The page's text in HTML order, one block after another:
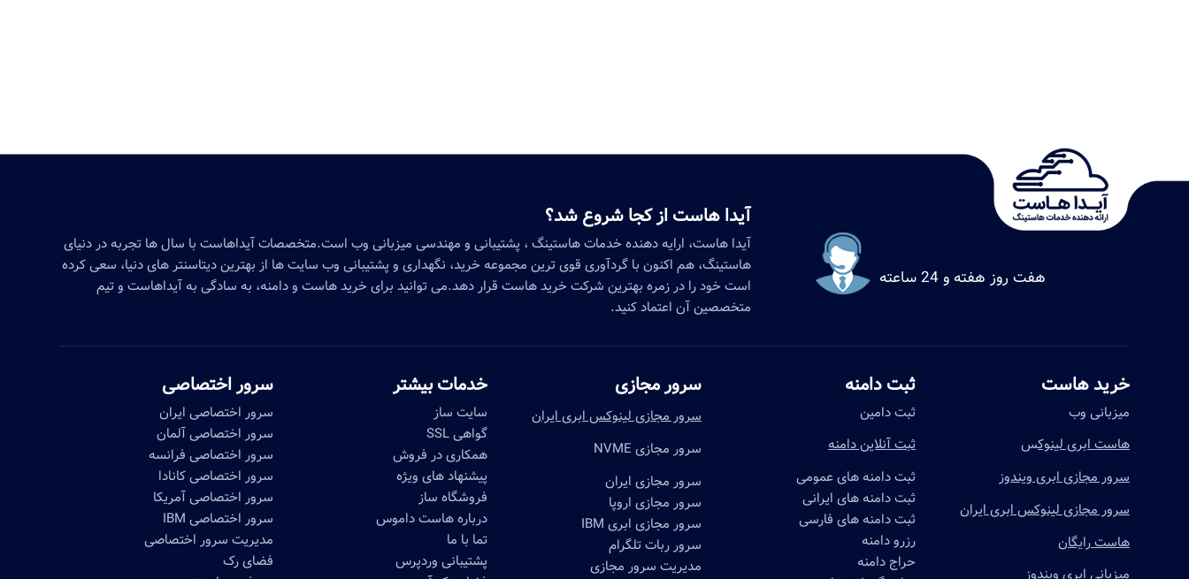
.
هفت روز هفته و 24 ساعته
آیدا هاست از کجا شروع شد؟
آیدا هاست، ارایه دهنده خدمات هاستینگ ، پشتیبانی و مهندسی میزبانی وب است.متخصصات آیداهاست با سال ها تجربه در دنیای
هاستینگ، هم اکنون با گردآوری قوی ترین مجموعه خرید، نگهداری و پشتیبانی وب سایت ها از بهترین دیتاسنتر های دنیا، سعی کرده
است خود را در زمره بهترین شرکت خرید هاست قرار دهد.می توانید برای خرید هاست و دامنه، به سادگی به آیداهاست و تیم
متخصصین آن اعتماد کنید.
خرید هاست
میزبانی وب
هاست ابری لینوکس
سرور مجازی ابری ویندوز
سرور مجازی لینوکس ابری ایران
هاست رایگان
ثبت دامنه
ثبت دامین
ثبت آنلاین دامنه
ثبت دامنه های عمومی
ثبت دامنه های ایرانی
ثبت دامنه های فارسی
رزرو دامنه
حراج دامنه
سرور مجازی
سرور مجازی لینوکس ابری ایران
سرور مجازی NVME
سرور مجازی ایران
سرور مجازی اروپا
سرور مجازی ابری IBM
سرور ربات تلگرام
مدیریت سرور مجازی
خدمات بیشتر
سایت ساز
گواهی SSL
همکاری در فروش
پیشنهاد های ویژه
فروشگاه ساز
درباره هاست داموس
تما با ما
پشتیبانی وردپرس
سرور اختصاصی
سرور اختصاصی ایران
سرور اختصاصی آلمان
سرور اختصاصی فرانسه
سرور اختصاصی کانادا
سرور اختصاصی آمریکا
سرور اختصاصی IBM
مدیریت سرور اختصاصی
فضای رک